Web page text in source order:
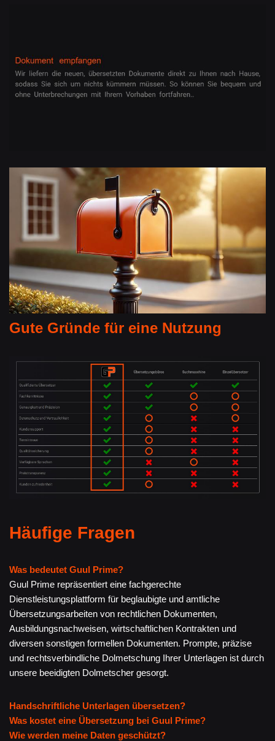
Gute Gründe für eine Nutzung
Häufige Fragen
Was bedeutet Guul Prime?
Guul Prime repräsentiert eine fachgerechte
Dienstleistungsplattform für beglaubigte und amtliche
Übersetzungsarbeiten von rechtlichen Dokumenten,
Ausbildungsnachweisen, wirtschaftlichen Kontrakten und
diversen sonstigen formellen Dokumenten. Prompte, präzise
und rechtsverbindliche Dolmetschung Ihrer Unterlagen ist durch
unsere beeidigten Dolmetscher gesorgt.
Handschriftliche Unterlagen übersetzen?
Was kostet eine Übersetzung bei Guul Prime?
Wie werden meine Daten geschützt?